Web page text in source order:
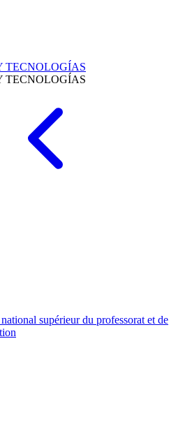
TECNOLOGÍAS
TECNOLOGÍAS
supérieur du professorat et de